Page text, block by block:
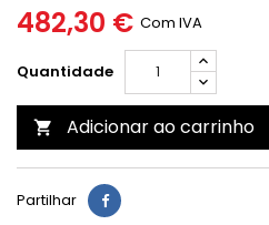
482,30 € Com IVA
Quantidade
 Adicionar ao carrinho
Partilhar